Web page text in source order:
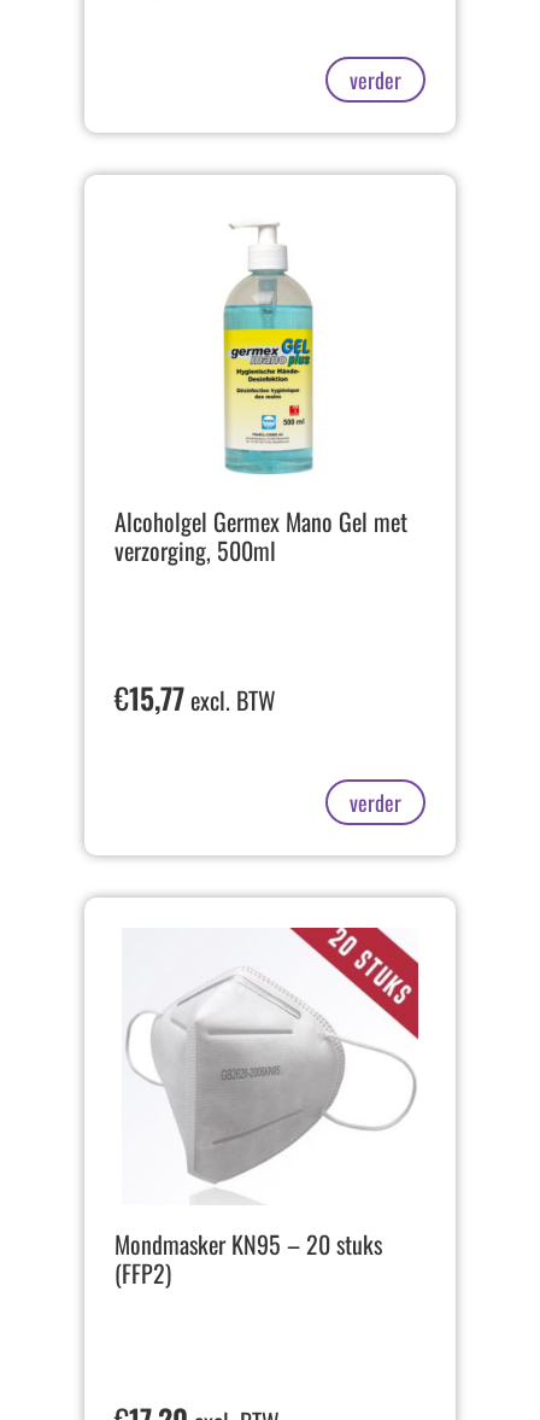
verder
Alcoholgel Germex Mano Gel met
verzorging, 500ml
€15,77excl. BTW
verder
Mondmasker KN95 – 20 stuks
(FFP2)